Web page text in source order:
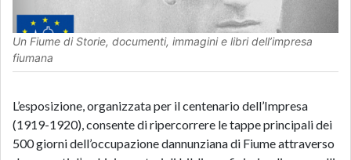
Un Fiume di Storie, documenti, immagini e libri dell’impresa
fiumana
L’esposizione, organizzata per il centenario dell’Impresa
(1919-1920), consente di ripercorrere le tappe principali dei
500 giorni dell’occupazione dannunziana di Fiume attraverso